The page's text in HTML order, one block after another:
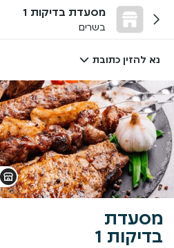
מסעדת בדיקות 1
בשרים
נא להזין כתובת
מסעדת
בדיקות 1